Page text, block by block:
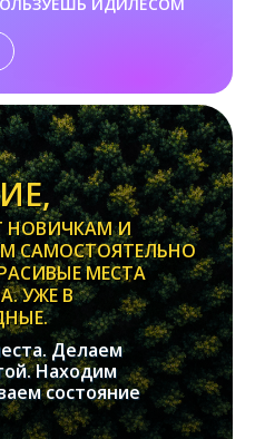
НОВИЧКАМ И
САМОСТОЯТЕЛЬНО
МЕСТА
УЖЕ В
Делаем
Находим
состояние